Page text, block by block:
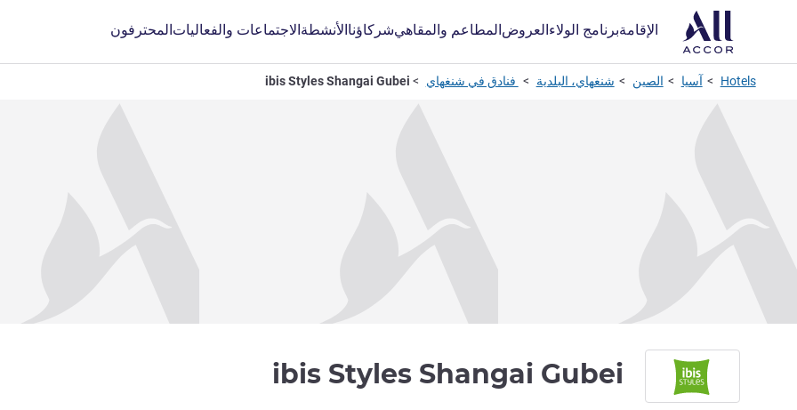
الإقامةبرنامج الولاءالعروضالمطاعم والمقاهيشركاؤناالأنشطةالاجتماعات والفعالياتالمحترفون
Hotels آسيا الصين شنغهاي، البلدية فنادق في شنغهاي ibis Styles Shangai Gubei
ibis Styles Shangai Gubei